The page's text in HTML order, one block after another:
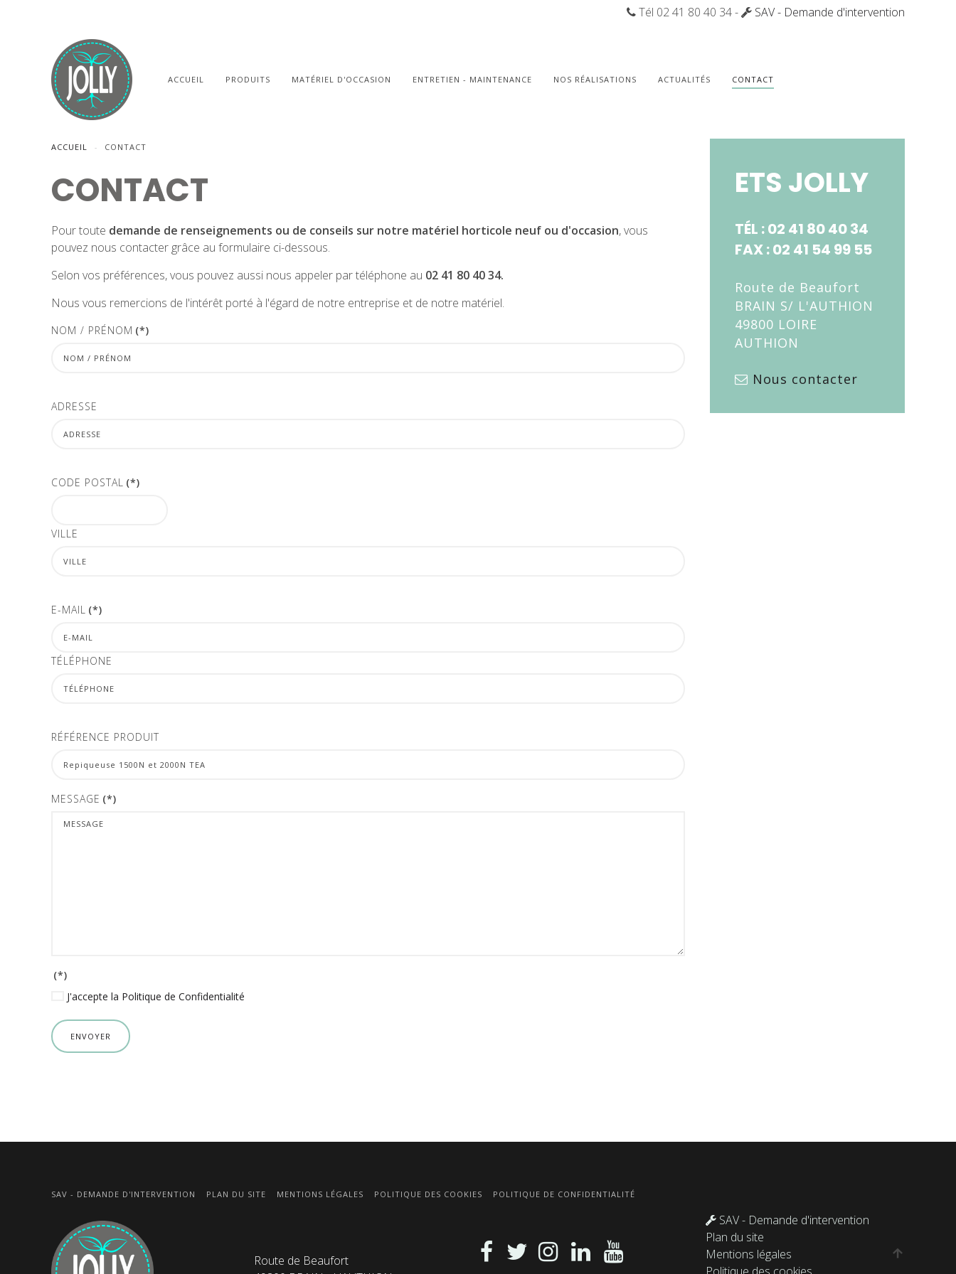
Tél 02 41 80 40 34 - SAV - Demande d'intervention
ACCUEIL PRODUITS MATÉRIEL D'OCCASION ENTRETIEN - MAINTENANCE NOS RÉALISATIONS ACTUALITÉS CONTACT
ACCUEIL CONTACT
CONTACT
Pour toute demande de renseignements ou de conseils sur notre matériel horticole neuf ou d'occasion, vous
pouvez nous contacter grâce au formulaire ci-dessous.
Selon vos préférences, vous pouvez aussi nous appeler par téléphone au 02 41 80 40 34.
Nous vous remercions de l'intérêt porté à l'égard de notre entreprise et de notre matériel.
NOM / PRÉNOM (*)
ADRESSE
CODE POSTAL (*)
VILLE
E-MAIL (*)
TÉLÉPHONE
RÉFÉRENCE PRODUIT
MESSAGE (*)
(*)
J'accepte la Politique de Confidentialité
ENVOYER
ETS JOLLY
TÉL : 02 41 80 40 34
FAX : 02 41 54 99 55
Route de Beaufort
BRAIN S/ L'AUTHION
49800 LOIRE
AUTHION
Nous contacter
SAV - DEMANDE D'INTERVENTION PLAN DU SITE MENTIONS LÉGALES POLITIQUE DES COOKIES POLITIQUE DE CONFIDENTIALITÉ
Route de Beaufort
SAV - Demande d'intervention
Plan du site
Mentions légales
Politique des cookies